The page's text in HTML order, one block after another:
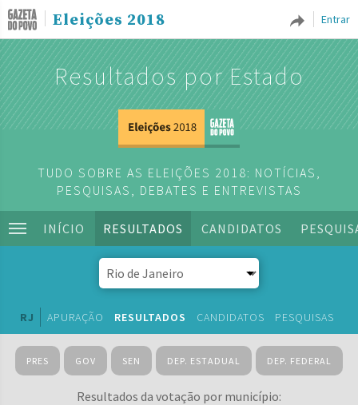
Entrar
Eleições 2018
Resultados por Estado
TUDO SOBRE AS ELEIÇÕES 2018: NOTÍCIAS,
PESQUISAS, DEBATES E ENTREVISTAS
INÍCIO RESULTADOS CANDIDATOS
RJ APURAÇÃO RESULTADOS CANDIDATOS PESQUISAS
PRES GOV SEN DEP. ESTADUAL DEP. FEDERAL
Resultados da votação por município: